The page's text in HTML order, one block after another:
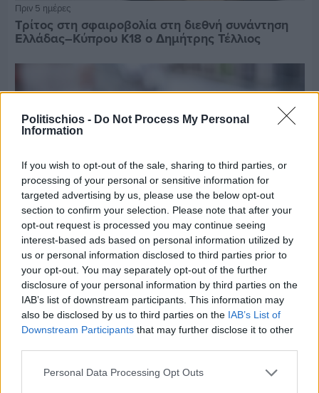
Politischios - Do Not Process My Personal
Information
If you wish to opt-out of the sale, sharing to third parties, or
processing of your personal or sensitive information for
targeted advertising by us, please use the below opt-out
section to confirm your selection. Please note that after your
opt-out request is processed you may continue seeing
interest-based ads based on personal information utilized by
us or personal information disclosed to third parties prior to
your opt-out. You may separately opt-out of the further
disclosure of your personal information by third parties on the
IAB’s list of downstream participants. This information may
also be disclosed by us to third parties on the IAB’s List of
Downstream Participants that may further disclose it to other
Personal Data Processing Opt Outs
Πριν 5 ημέρες
Τρίτος στη σφαιροβολία στη διεθνή συνάντηση
Ελλάδας–Κύπρου Κ18 ο Δημήτρης Τέλλιος
Πριν 5 ημέρες
Εργασίες ασφαλτόστρωσης σε τρεις οδούς του
Βαρβασίου